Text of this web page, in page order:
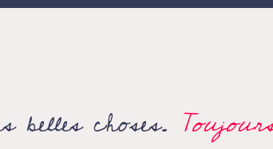
belles choses.